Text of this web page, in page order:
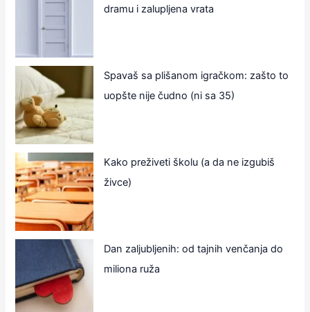
dramu i zalupljena vrata
Spavaš sa plišanom igračkom: zašto to
uopšte nije čudno (ni sa 35)
Kako preživeti školu (a da ne izgubiš
živce)
Dan zaljubljenih: od tajnih venčanja do
miliona ruža